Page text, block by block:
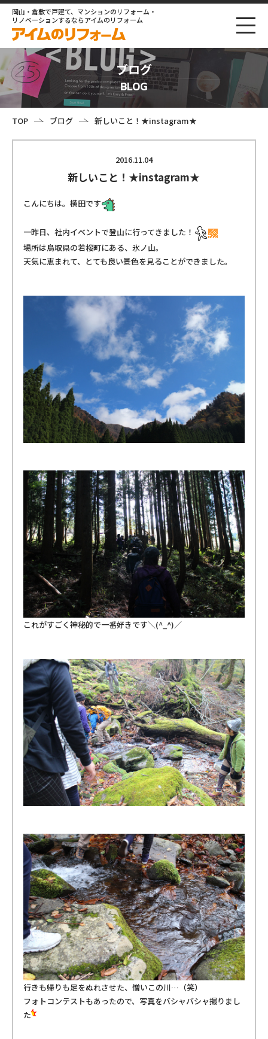
岡山・倉敷で戸建て、マンションのリフォーム・
リノベーションするならアイムのリフォーム
ブログ
BLOG
TOP ブログ 新しいこと！★instagram★
2016.11.04
新しいこと！★instagram★
こんにちは。横田です
一昨日、社内イベントで登山に行ってきました！
場所は鳥取県の若桜町にある、氷ノ山。
天気に恵まれて、とても良い景色を見ることができました。
これがすごく神秘的で一番好きです＼(^_^)／
行きも帰りも足をぬれさせた、憎いこの川…（笑）
フォトコンテストもあったので、写真をバシャバシャ撮りまし
た